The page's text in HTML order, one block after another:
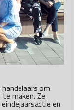
om
maken. Ze
en